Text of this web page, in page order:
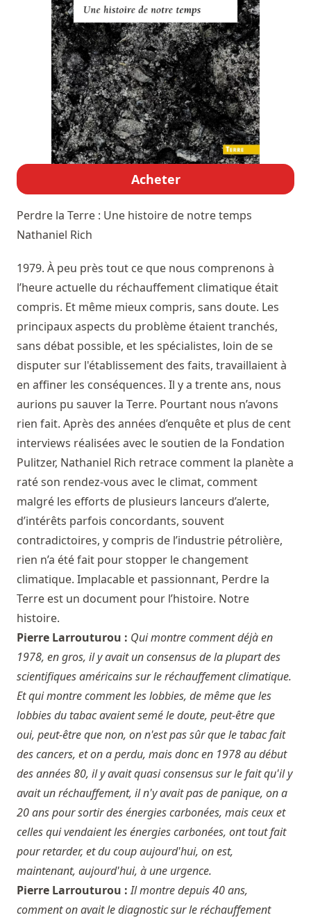
Acheter
Perdre la Terre : Une histoire de notre temps
Nathaniel Rich
1979. À peu près tout ce que nous comprenons à
l’heure actuelle du réchauffement climatique était
compris. Et même mieux compris, sans doute. Les
principaux aspects du problème étaient tranchés,
sans débat possible, et les spécialistes, loin de se
disputer sur l'établissement des faits, travaillaient à
en affiner les conséquences. Il y a trente ans, nous
aurions pu sauver la Terre. Pourtant nous n’avons
rien fait. Après des années d’enquête et plus de cent
interviews réalisées avec le soutien de la Fondation
Pulitzer, Nathaniel Rich retrace comment la planète a
raté son rendez-vous avec le climat, comment
malgré les efforts de plusieurs lanceurs d’alerte,
d’intérêts parfois concordants, souvent
contradictoires, y compris de l’industrie pétrolière,
rien n’a été fait pour stopper le changement
climatique. Implacable et passionnant, Perdre la
Terre est un document pour l’histoire. Notre
histoire.
Pierre Larrouturou : Qui montre comment déjà en
1978, en gros, il y avait un consensus de la plupart des
scientifiques américains sur le réchauffement climatique.
Et qui montre comment les lobbies, de même que les
lobbies du tabac avaient semé le doute, peut-être que
oui, peut-être que non, on n'est pas sûr que le tabac fait
des cancers, et on a perdu, mais donc en 1978 au début
des années 80, il y avait quasi consensus sur le fait qu'il y
avait un réchauffement, il n'y avait pas de panique, on a
20 ans pour sortir des énergies carbonées, mais ceux et
celles qui vendaient les énergies carbonées, ont tout fait
pour retarder, et du coup aujourd'hui, on est,
maintenant, aujourd'hui, à une urgence.
Pierre Larrouturou :Il montre depuis 40 ans,
comment on avait le diagnostic sur le réchauffement